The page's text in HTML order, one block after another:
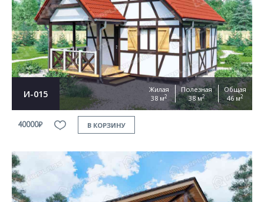
И-015
Жилая
38 м2
Полезная
38 м2
Общая
46 м2
40000₽ В КОРЗИНУ